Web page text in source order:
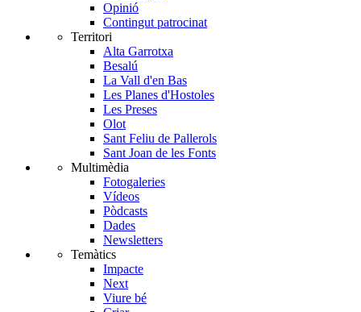
Opinió
Contingut patrocinat
Territori
Alta Garrotxa
Besalú
La Vall d'en Bas
Les Planes d'Hostoles
Les Preses
Olot
Sant Feliu de Pallerols
Sant Joan de les Fonts
Multimèdia
Fotogaleries
Vídeos
Pòdcasts
Dades
Newsletters
Temàtics
Impacte
Next
Viure bé